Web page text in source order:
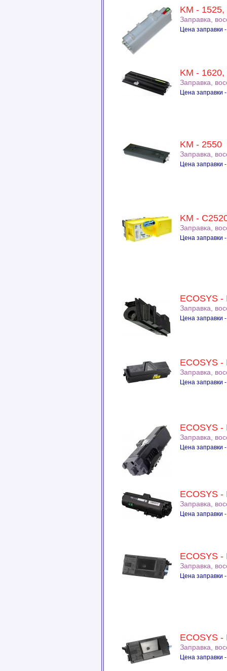
KM -
Заправка,
Цена заправки
KM -
Заправка,
Цена заправки
KM - 2550
Заправка,
Цена заправки
KM -
Заправка,
Цена заправки
ECOSYS
Заправка,
Цена заправки
ECOSYS
Заправка,
Цена заправки
ECOSYS -
Заправка,
Цена заправки
ECOSYS -
Заправка,
Цена заправки
ECOSYS
Заправка,
Цена заправки
ECOSYS -
Заправка,
Цена заправки